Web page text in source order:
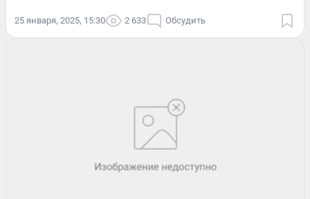
25 января, 2025, 15:30 2 633 Обсудить